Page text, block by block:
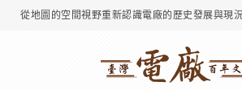
從地圖的空間視野重新認識電廠的歷史發展與現